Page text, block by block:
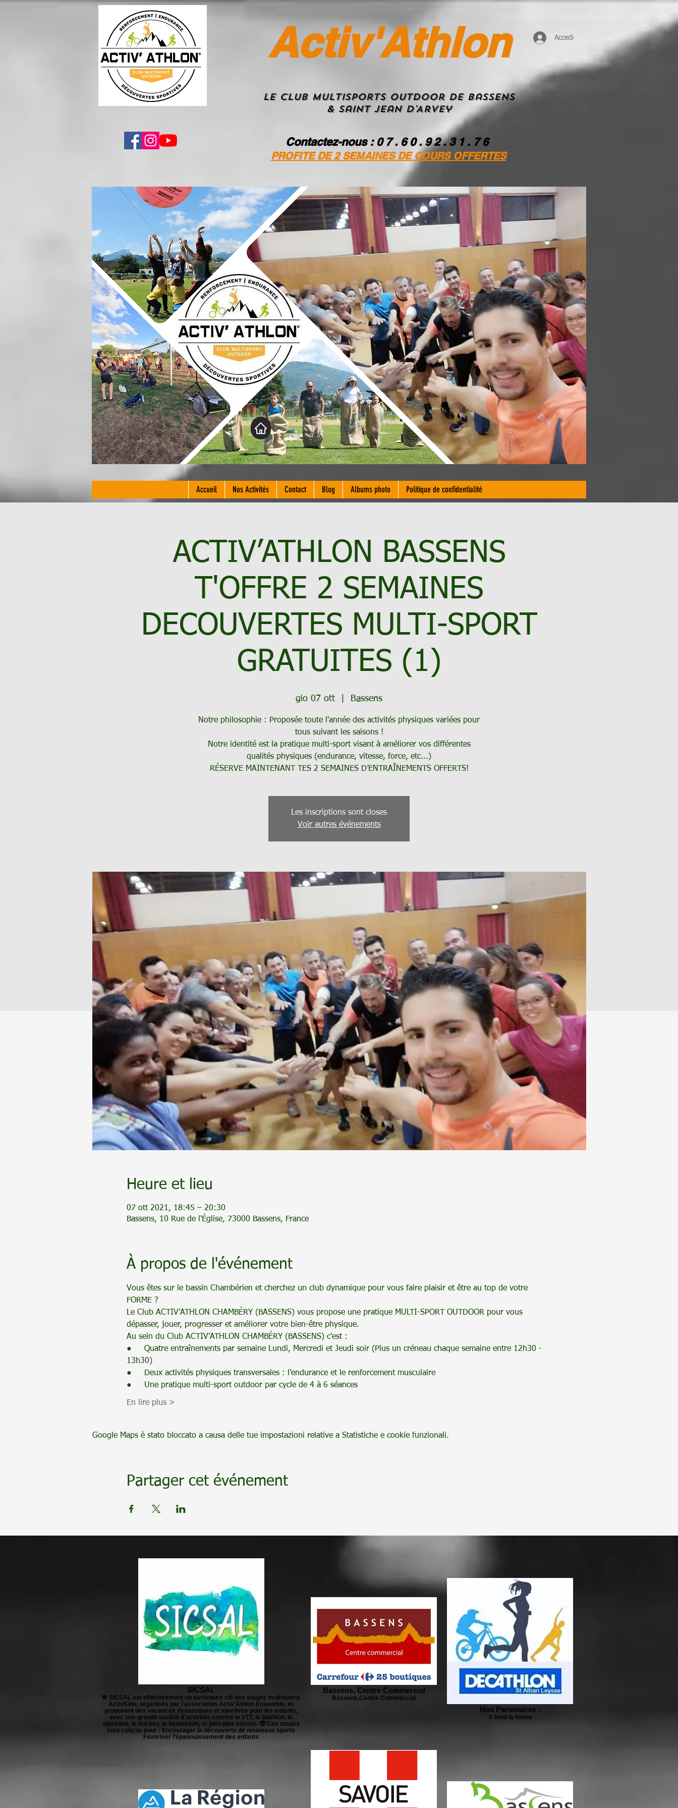
Activ'Athlon Accedi
Le Club MultiSportS Outdoor de Bassens
& Saint Jean D'Arvey
Contactez-nous: 0 7 . 6 0 . 9 2 . 3 1 . 7 6
PROFITE DE 2 SEMAINES DE COURS OFFERTES
Accueil Nos Activités Contact Blog Albums photo Politique de confidentialité
ACTIV’ATHLON BASSENS
T'OFFRE 2 SEMAINES
DECOUVERTES MULTI-SPORT
GRATUITES (1)
gio 07 ott Bassens
Notre philosophie : Proposée toute l'année des activités physiques variées pour
tous suivant les saisons !
Notre identité est la pratique multi-sport visant à améliorer vos différentes
qualités physiques (endurance, vitesse, force, etc...)
RÉSERVE MAINTENANT TES 2 SEMAINES D’ENTRAÎNEMENTS OFFERTS!
Les inscriptions sont closes
Voir autres événements
Heure et lieu
07 ott 2021, 18:45 – 20:30
Bassens, 10 Rue de l'Église, 73000 Bassens, France
À propos de l'événement
Vous êtes sur le bassin Chambérien et cherchez un club dynamique pour vous faire plaisir et être au top de votre
FORME ?
Le Club ACTIV’ATHLON CHAMBÉRY (BASSENS) vous propose une pratique MULTI-SPORT OUTDOOR pour vous
dépasser, jouer, progresser et améliorer votre bien-être physique.
Au sein du Club ACTIV’ATHLON CHAMBÉRY (BASSENS) c'est :
●     Quatre entraînements par semaine Lundi, Mercredi et Jeudi soir (Plus un créneau chaque semaine entre 12h30 -
13h30)
●     Deux activités physiques transversales : l’endurance et le renforcement musculaire
●     Une pratique multi-sport outdoor par cycle de 4 à 6 séances
En lire plus >
Google Maps è stato bloccato a causa delle tue impostazioni relative a Statistiche e cookie funzionali.
Partager cet événement
SICSAL
🎯 SICSAL est effectivement un partenaire clé des stages multisports
ActivKids, organisés par l'association Activ'Athlon Ensemble, ils
proposent des vacances dynamiques et sportives pour les enfants,
avec une grande variété d'activités comme le VTT, le biathlon, le
slackline, le hockey, le badminton, et bien plus encore. 🧒 Ces stages
sont conçus pour : Encourager la découverte de nouveaux sports
Favoriser l’épanouissement des enfants
Bassens, Centre Commercial
Bassens,Centre Commercial
Nos Partenaires :
A fond la forme